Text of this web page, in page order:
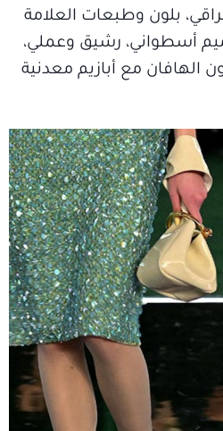
بلون وطبعات العلامة
أسطواني، رشيق وعملي،
الهافان مع أبازيم معدنية